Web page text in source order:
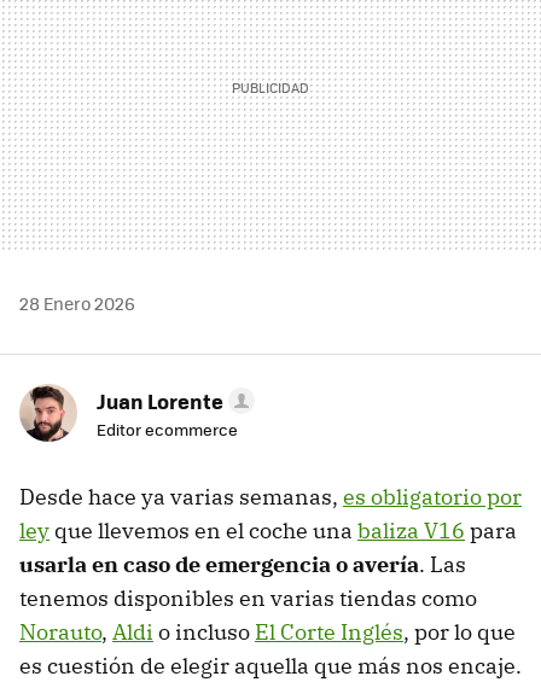
28 Enero 2026
Juan Lorente
Editor ecommerce
Desde hace ya varias semanas, es obligatorio por
ley que llevemos en el coche una baliza V16 para
usarla en caso de emergencia o avería. Las
tenemos disponibles en varias tiendas como
Norauto, Aldi o incluso El Corte Inglés, por lo que
es cuestión de elegir aquella que más nos encaje.